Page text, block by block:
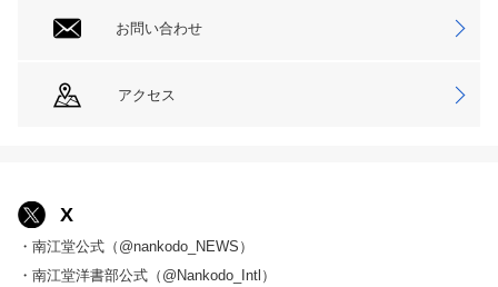
お問い合わせ
アクセス
X
・南江堂公式（@nankodo_NEWS）
・南江堂洋書部公式（@Nankodo_Intl）